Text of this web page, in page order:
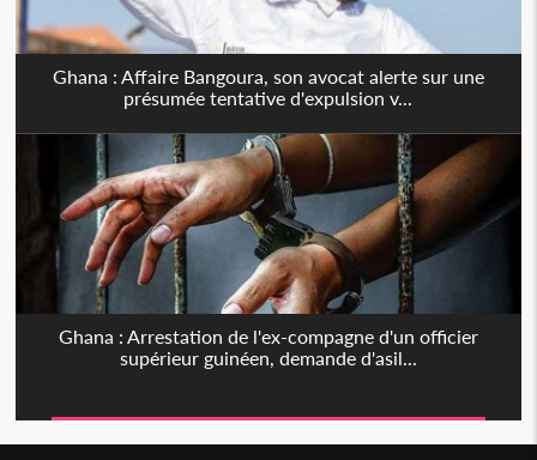
Ghana : Affaire Bangoura, son avocat alerte sur une
présumée tentative d'expulsion v...
Ghana : Arrestation de l'ex-compagne d'un officier
supérieur guinéen, demande d'asil...